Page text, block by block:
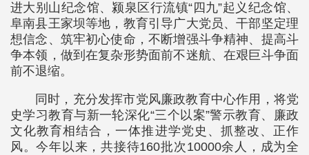
进大别山纪念馆、颍泉区行流镇“四九”起义纪念馆、
阜南县王家坝等地，教育引导广大党员、干部坚定理
想信念、筑牢初心使命，不断增强斗争精神、提高斗
争本领，做到在复杂形势面前不迷航、在艰巨斗争面
前不退缩。
同时，充分发挥市党风廉政教育中心作用，将党
史学习教育与新一轮深化“三个以案”警示教育、廉政
文化教育相结合，一体推进学党史、抓整改、正作
风。今年以来，共接待160批次10000余人，成为全